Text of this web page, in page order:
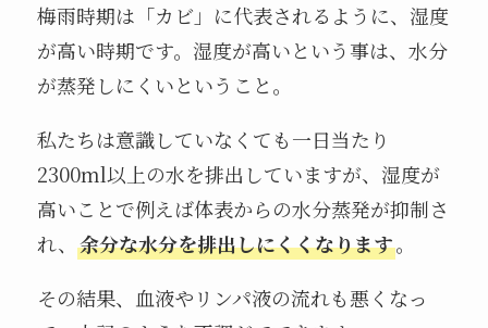
梅雨時期は「カビ」に代表されるように、湿度
が高い時期です。湿度が高いという事は、水分
が蒸発しにくいということ。
私たちは意識していなくても一日当たり
2300ml以上の水を排出していますが、湿度が
高いことで例えば体表からの水分蒸発が抑制さ
れ、余分な水分を排出しにくくなります。
その結果、血液やリンパ液の流れも悪くなっ